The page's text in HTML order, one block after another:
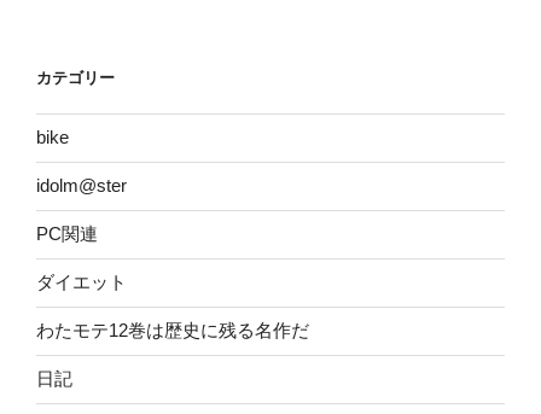
カテゴリー
bike
idolm@ster
PC関連
ダイエット
わたモテ12巻は歴史に残る名作だ
日記